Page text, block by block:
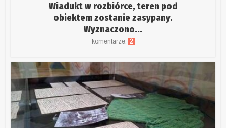
Wiadukt w rozbiórce, teren pod
obiektem zostanie zasypany.
Wyznaczono...
komentarze: 2